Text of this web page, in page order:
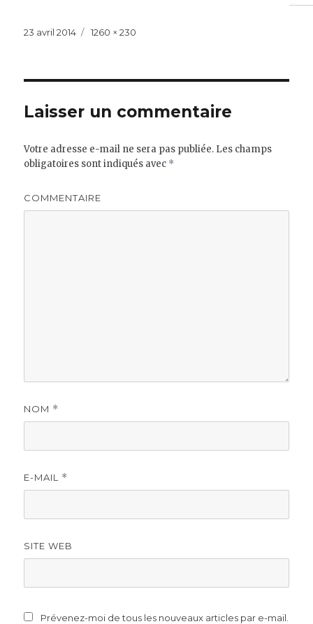
Publié
23 avril 2014
Taille
1260 × 230
Laisser un commentaire
Votre adresse e-mail ne sera pas publiée. Les champs
obligatoires sont indiqués avec *
COMMENTAIRE
NOM *
E-MAIL *
SITE WEB
Prévenez-moi de tous les nouveaux articles par e-mail.